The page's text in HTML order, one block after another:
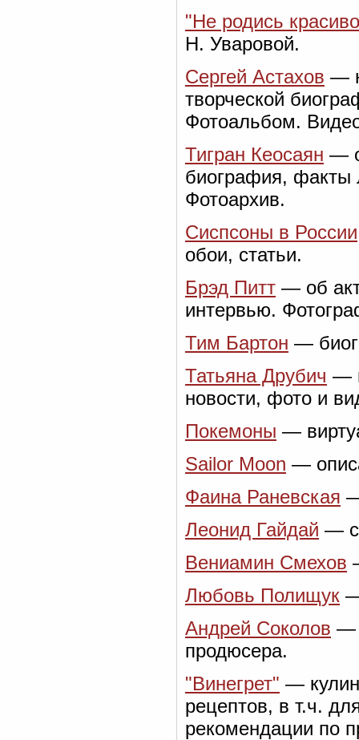
"Не родись
Н. Уваровой.
Сергей Астахов —
творческой
Фотоальбом.
Тигран Кеосаян —
биография, факты
Фотоархив.
Сиспсоны в России
обои, статьи.
Брэд Питт — об
интервью.
Тим Бартон —
Татьяна Друбич —
новости, фото и
Покемоны —
Sailor Moon —
Фаина Раневская
Леонид Гайдай —
Вениамин Смехов
Любовь Полищук
Андрей Соколов —
продюсера.
"Винегрет" —
рецептов, в т.ч.
рекомендации по